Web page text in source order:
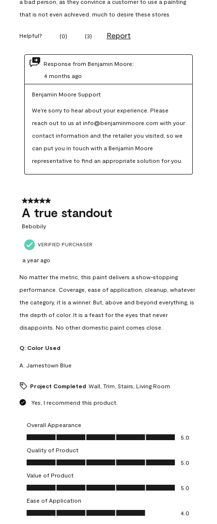
a bad person, as they convince a customer to use a painting
that is not even achieved. much to desire these stores
Helpful? (0) (3) Report
Response from Benjamin Moore:
4 months ago
Benjamin Moore Support
We're sorry to hear about your experience. Please
reach out to us at info@benjaminmoore.com with your
contact information and the retailer you visited, so we
can put you in touch with a Benjamin Moore
representative to find an appropriate solution for you.
5 out of 5 stars.
A true standout
Bebobily
VERIFIED PURCHASER
a year ago
No matter the metric, this paint delivers a show-stopping
performance. Coverage, ease of application, cleanup, whatever
the category, it is a winner. But, above and beyond everything, is
the depth of color. It is a feast for the eyes that never
disappoints. No other domestic paint comes close.
Q: Color Used
A: Jamestown Blue
Project Completed Wall, Trim, Stairs, Living Room
Yes, I recommend this product.
Overall Appearance
Overall Appearance, 5.0 out of 5
5.0
Quality of Product
Quality of Product, 5.0 out of 5
5.0
Value of Product
Value of Product, 5.0 out of 5
5.0
Ease of Application
Ease of Application, 4.0 out of 5
4.0